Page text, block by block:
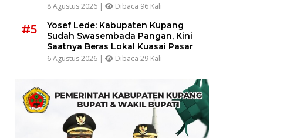
8 Agustus 2026 | Dibaca 96 Kali
#5
Yosef Lede: Kabupaten Kupang
Sudah Swasembada Pangan, Kini
Saatnya Beras Lokal Kuasai Pasar
6 Agustus 2026 | Dibaca 29 Kali